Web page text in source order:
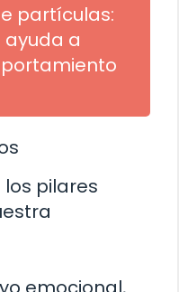
partículas:
ayuda a
pilares